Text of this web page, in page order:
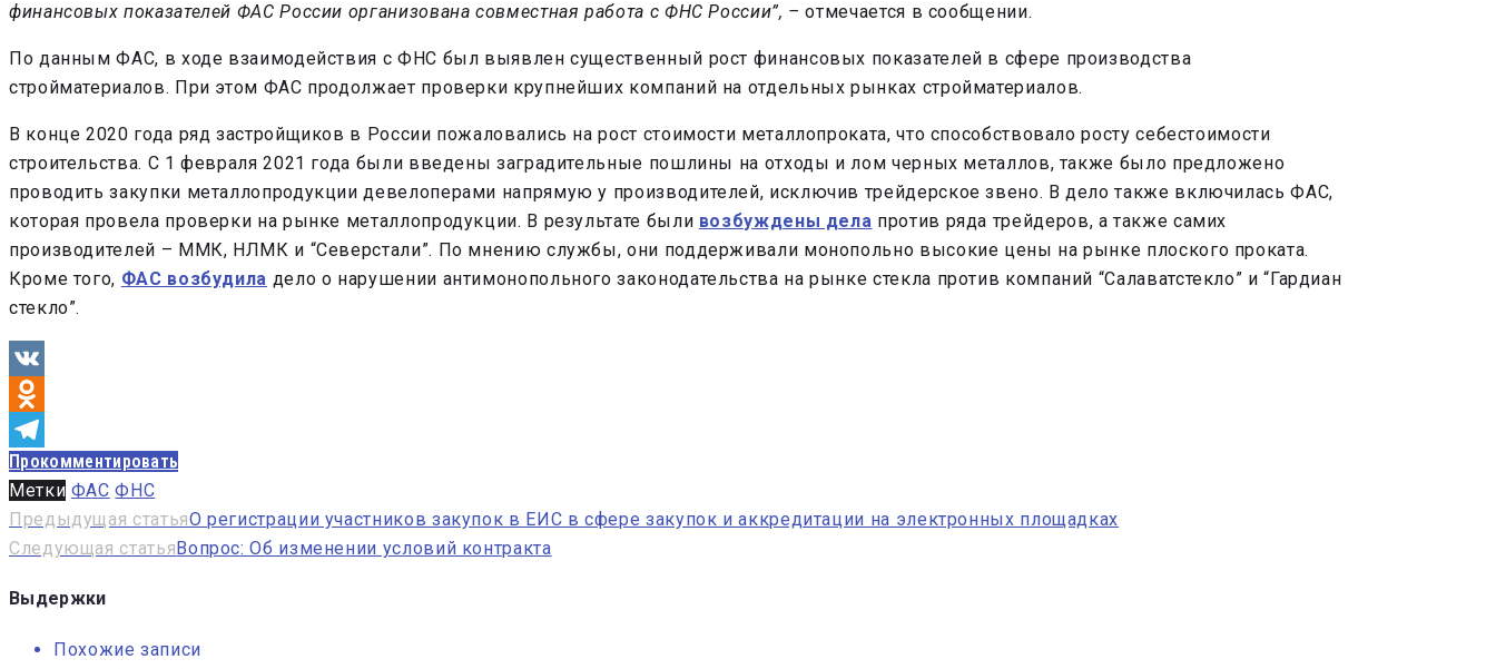
финансовых показателей ФАС России организована совместная работа с ФНС России”, – отмечается в сообщении.
По данным ФАС, в ходе взаимодействия с ФНС был выявлен существенный рост финансовых показателей в сфере производства
стройматериалов. При этом ФАС продолжает проверки крупнейших компаний на отдельных рынках стройматериалов.
В конце 2020 года ряд застройщиков в России пожаловались на рост стоимости металлопроката, что способствовало росту себестоимости
строительства. С 1 февраля 2021 года были введены заградительные пошлины на отходы и лом черных металлов, также было предложено
проводить закупки металлопродукции девелоперами напрямую у производителей, исключив трейдерское звено. В дело также включилась ФАС,
которая провела проверки на рынке металлопродукции. В результате были возбуждены дела против ряда трейдеров, а также самих
производителей – ММК, НЛМК и “Северстали”. По мнению службы, они поддерживали монопольно высокие цены на рынке плоского проката.
Кроме того, ФАС возбудила дело о нарушении антимонопольного законодательства на рынке стекла против компаний “Салаватстекло” и “Гардиан
стекло”.
VK
Odnoklassniki
Telegram
Прокомментировать
Метки ФАС ФНС
Навигация
по
записям
Предыдущая статьяО регистрации участников закупок в ЕИС в сфере закупок и аккредитации на электронных площадках
Следующая статьяВопрос: Об изменении условий контракта
Выдержки
Похожие записи